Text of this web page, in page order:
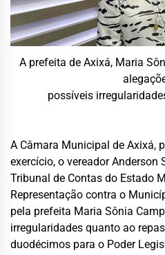
A prefeita de Axixá, Maria
possíveis
A Câmara Municipal de Axixá,
exercício, o vereador Anderson
Tribunal de Contas do Estado
Representação contra o
pela prefeita Maria Sônia
irregularidades quanto ao
duodécimos para o Poder